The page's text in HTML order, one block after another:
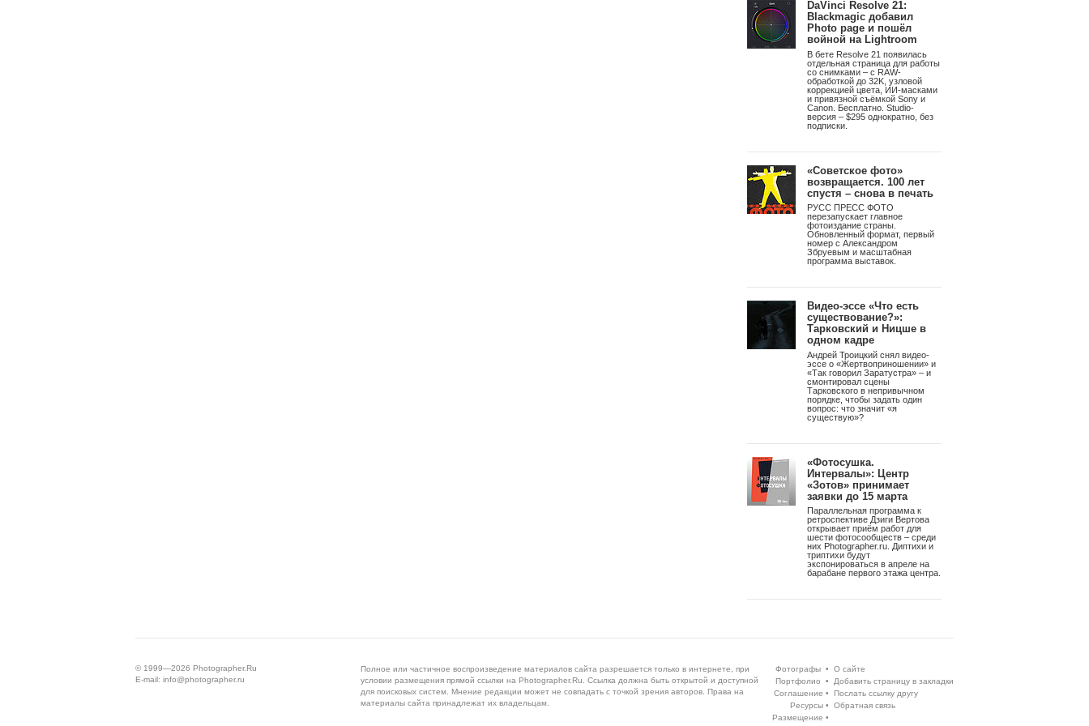
DaVinci Resolve 21:
Blackmagic добавил
Photo page и пошёл
войной на Lightroom
В бете Resolve 21 появилась
отдельная страница для работы
со снимками – с RAW-
обработкой до 32K, узловой
коррекцией цвета, ИИ-масками
и привязной съёмкой Sony и
Canon. Бесплатно. Studio-
версия – $295 однократно, без
подписки.
«Советское фото»
возвращается. 100 лет
спустя – снова в печать
РУСС ПРЕСС ФОТО
перезапускает главное
фотоиздание страны.
Обновленный формат, первый
номер с Александром
Збруевым и масштабная
программа выставок.
Видео-эссе «Что есть
существование?»:
Тарковский и Ницше в
одном кадре
Андрей Троицкий снял видео-
эссе о «Жертвоприношении» и
«Так говорил Заратустра» – и
смонтировал сцены
Тарковского в непривычном
порядке, чтобы задать один
вопрос: что значит «я
существую»?
«Фотосушка.
Интервалы»: Центр
«Зотов» принимает
заявки до 15 марта
Параллельная программа к
ретроспективе Дзиги Вертова
открывает приём работ для
шести фотосообществ – среди
них Photographer.ru. Диптихи и
триптихи будут
экспонироваться в апреле на
барабане первого этажа центра.
© 1999—2026 Photographer.Ru
E-mail: info@photographer.ru
Полное или частичное воспроизведение материалов сайта разрешается только в интернете, при
условии размещения прямой ссылки на Photographer.Ru. Ссылка должна быть открытой и доступной
для поисковых систем. Мнение редакции может не совпадать с точкой зрения авторов. Права на
материалы сайта принадлежат их владельцам.
Фотографы
Портфолио
Соглашение
Ресурсы
Размещение
• О сайте
• Добавить страницу в закладки
• Послать ссылку другу
• Обратная связь
•